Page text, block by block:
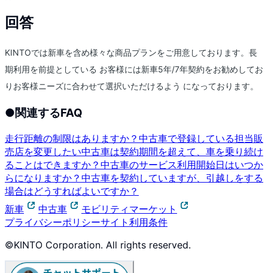
回答
KINTOでは新車を含め様々な商品プランをご用意しております。長
期利用を前提としている お客様には新車5年/7年契約をお勧めしてお
りお客様ニーズに合わせて選択いただけるよう になっております。
●関連するFAQ
走行距離の制限はありますか？ 中古車で登録している担当販
売店を変更したい中古車は契約期間を超えて、車を乗り続け
ることはできますか？ 中古車のサービス利用開始日はいつか
らになりますか？ 中古車を契約していますが、引越しをする
場合はどうすればよいですか？
新車
中古車
モビリティマーケット
プライバシーポリシーサイト利用条件
©KINTO Corporation. All rights reserved.